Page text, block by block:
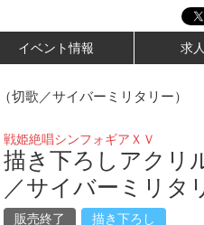
イベント情報 求
歌／サイバーミリタリー）
戦姫絶唱シンフォギアＸＶ
描き下ろしアクリ
／サイバーミリタ
販売終了 描き下ろし